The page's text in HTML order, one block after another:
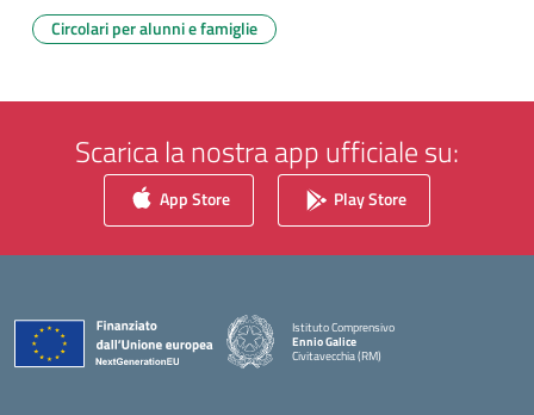
Circolari per alunni e famiglie
Scarica la nostra app ufficiale su:
App Store Play Store
Istituto Comprensivo
Ennio Galice
Civitavecchia (RM)